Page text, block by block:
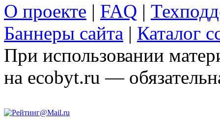
О проекте | FAQ |
Баннеры сайта | Каталог
При использовании
на ecobyt.ru —